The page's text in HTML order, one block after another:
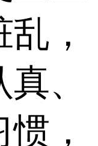
，
、
，